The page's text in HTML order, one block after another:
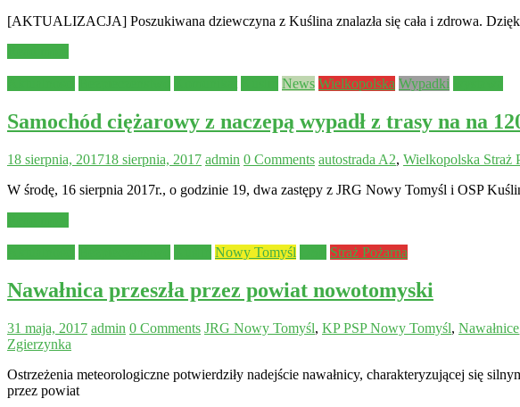
[AKTUALIZACJA] Poszukiwana dziewczyna z Kuślina znalazła się cała i zdrowa.
News Wielkopolska Wypadki
Samochód ciężarowy z naczepą wypadł z trasy na na
18 sierpnia, 201718 sierpnia, 2017 admin 0 Comments autostrada A2, Wielkopolska Straż
W środę, 16 sierpnia 2017r., o godzinie 19, dwa zastępy z JRG Nowy Tomyśl i OSP
Nowy Tomyśl Straż Pożarna
Nawałnica przeszła przez powiat nowotomyski
31 maja, 2017 admin 0 Comments JRG Nowy Tomyśl, KP PSP Nowy Tomyśl, Nawałnice
Zgierzynka
Ostrzeżenia meteorologiczne potwierdziły nadejście nawałnicy, charakteryzującej się
przez powiat